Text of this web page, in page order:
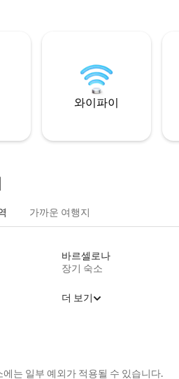
와이파이
가까운 여행지
바르셀로나
장기 숙소
더 보기
는 일부 예외가 적용될 수 있습니다.